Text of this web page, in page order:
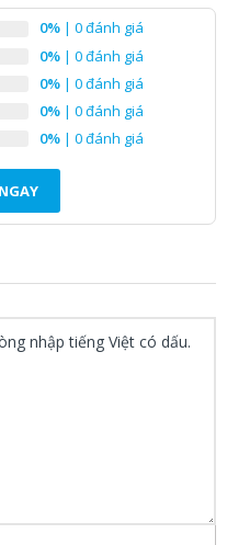
0%| 0 đánh giá
0%| 0 đánh giá
0%| 0 đánh giá
0%| 0 đánh giá
0%| 0 đánh giá